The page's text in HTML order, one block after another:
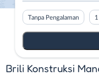
Tanpa Pengalaman
Brili Konstruksi